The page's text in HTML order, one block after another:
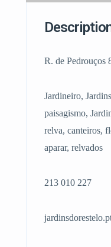
R. de Pedrouços
Jardineiro,
paisagismo,
relva, canteiros,
aparar, relvados
213 010 227